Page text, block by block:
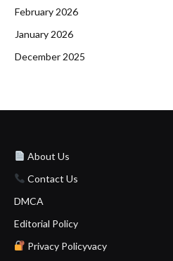
February 2026
January 2026
December 2025
About Us
Contact Us
DMCA
Editorial Policy
Privacy Policyvacy